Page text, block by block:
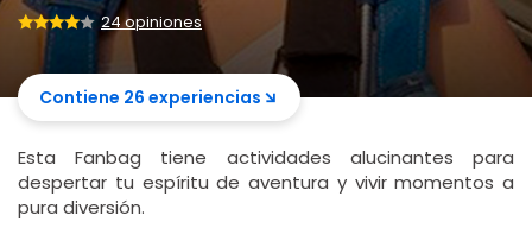
24 opiniones
Contiene 26 experiencias
Esta Fanbag tiene actividades alucinantes para
despertar tu espíritu de aventura y vivir momentos a
pura diversión.